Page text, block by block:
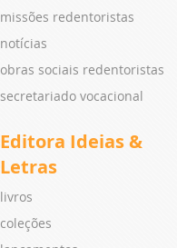
missões redentoristas
notícias
obras sociais redentoristas
secretariado vocacional
Editora Ideias &
Letras
livros
coleções